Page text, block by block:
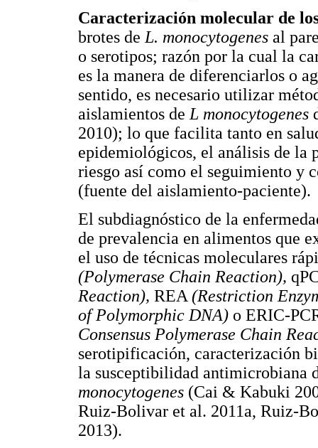
Caracterización molecular de
brotes de L. monocytogenes al
o serotipos; razón por la cual la
es la manera de diferenciarlos o
sentido, es necesario utilizar
aislamientos de L monocytogenes
2010); lo que facilita tanto en
epidemiológicos, el análisis de la
riesgo así como el seguimiento y
(fuente del aislamiento-paciente).
El subdiagnóstico de la
de prevalencia en alimentos que
el uso de técnicas moleculares
(Polymerase Chain Reaction),
Reaction), REA (Restriction
of Polymorphic DNA) o ERIC-
Consensus Polymerase Chain
serotipificación, caracterización
la susceptibilidad antimicrobiana
monocytogenes (Cai & Kabuki
Ruiz-Bolivar et al. 2011a, Ruiz-
2013).